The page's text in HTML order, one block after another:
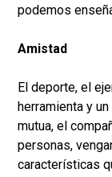
podemos
Amistad
El deporte, el
herramienta y
mutua, el
personas,
características